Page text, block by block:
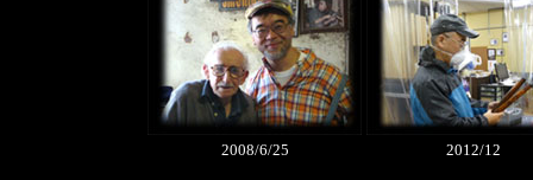
2008/6/25 2012/12